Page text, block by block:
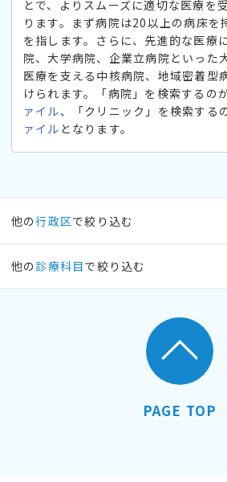
とで、よりスムーズに適切な医療を
ります。まず病院は20以上の病床を
を指します。さらに、先進的な医療
院、大学病院、企業立病院といった
医療を支える中核病院、地域密着型
けられます。「病院」を検索するの
ァイル、「クリニック」を検索する
ァイル となります。
他の行政区で絞り込む
他の 診療科目で絞り込む
PAGE TOP